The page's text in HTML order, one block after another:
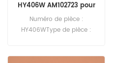
HY406W AM102723 pour
2500A
Numéro de pièce :
HY406WType de pièce :